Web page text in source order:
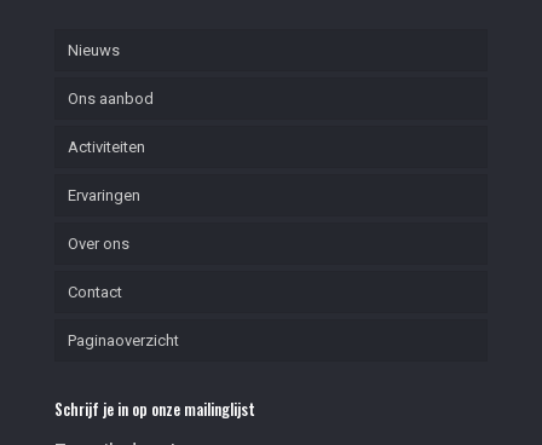
Nieuws
Ons aanbod
Activiteiten
Ervaringen
Over ons
Contact
Paginaoverzicht
Schrijf je in op onze mailinglijst